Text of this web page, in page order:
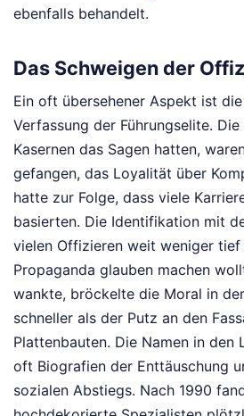
ebenfalls behandelt.
Das Schweigen der
Ein oft übersehener Aspekt ist
Verfassung der Führungselite.
Kasernen das Sagen hatten,
gefangen, das Loyalität über
hatte zur Folge, dass viele
basierten. Die Identifikation mit
vielen Offizieren weit weniger
Propaganda glauben machen
wankte, bröckelte die Moral in
schneller als der Putz an den
Plattenbauten. Die Namen in den
oft Biografien der Enttäuschung
sozialen Abstiegs. Nach 1990